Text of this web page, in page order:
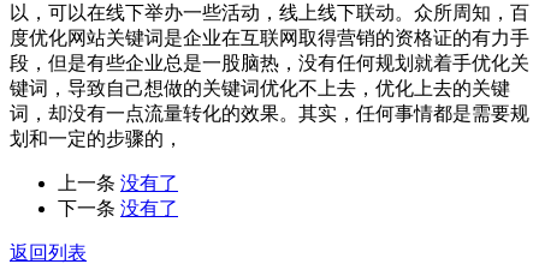
以，可以在线下举办一些活动，线上线下联动。众所周知，百
度优化网站关键词是企业在互联网取得营销的资格证的有力手
段，但是有些企业总是一股脑热，没有任何规划就着手优化关
键词，导致自己想做的关键词优化不上去，优化上去的关键
词，却没有一点流量转化的效果。其实，任何事情都是需要规
划和一定的步骤的，
上一条 没有了
下一条 没有了
返回列表